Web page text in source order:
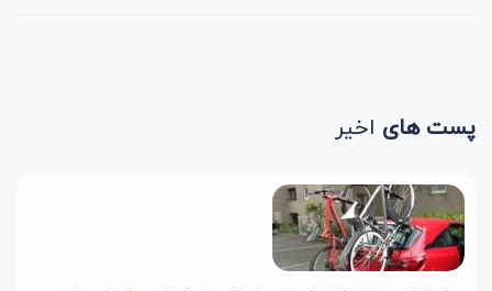
پست های اخیر